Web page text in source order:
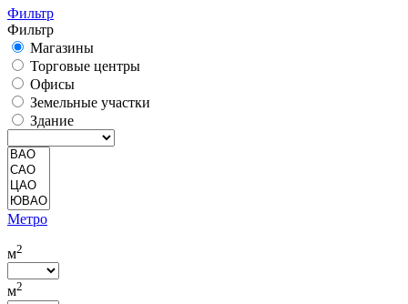
Фильтр
Фильтр
Магазины
Торговые центры
Офисы
Земельные участки
Здание
Метро
м2
м2